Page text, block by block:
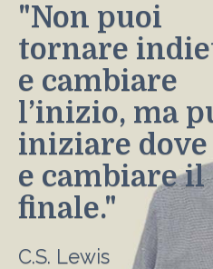
Articoli
Contatti
"Non puoi
tornare
e cambiare
l’inizio, ma
iniziare dove
e cambiare il
finale."
C.S. Lewis